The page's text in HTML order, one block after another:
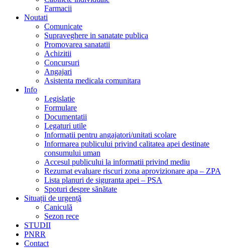
Farmacii
Noutati
Comunicate
Supraveghere in sanatate publica
Promovarea sanatatii
Achizitii
Concursuri
Angajari
Asistenta medicala comunitara
Info
Legislatie
Formulare
Documentatii
Legaturi utile
Informatii pentru angajatori/unitati scolare
Informarea publicului privind calitatea apei destinate
consumului uman
Accesul publicului la informatii privind mediu
Rezumat evaluare riscuri zona aprovizionare apa – ZPA
Lista planuri de siguranta apei – PSA
Spoturi despre sănătate
Situații de urgență
Caniculă
Sezon rece
STUDII
PNRR
Contact